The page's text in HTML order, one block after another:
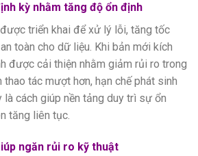
kỳ nhằm tăng độ ổn định
triển khai để xử lý lỗi, tăng tốc
toàn cho dữ liệu. Khi bản mới kích
được cải thiện nhằm giảm rủi ro trong
tác mượt hơn, hạn chế phát sinh
cách giúp nền tảng duy trì sự ổn
tăng liên tục.
ngăn rủi ro kỹ thuật